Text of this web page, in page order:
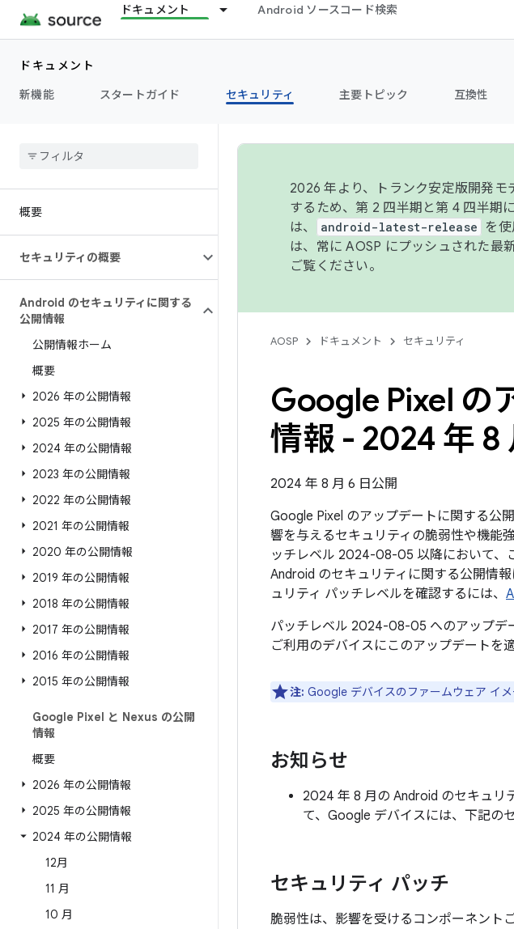
ドキュメント Android ソースコード検索
ドキュメント
新機能
スタートガイド セキュリティ 主要トピック 互換性
概要
セキュリティの概要
Android のセキュリティに関する
公開情報
公開情報ホーム
概要
2026 年の公開情報
2025 年の公開情報
2024 年の公開情報
2023 年の公開情報
2022 年の公開情報
2021 年の公開情報
2020 年の公開情報
2019 年の公開情報
2018 年の公開情報
2017 年の公開情報
2016 年の公開情報
2015 年の公開情報
Google Pixel と Nexus の公開
情報
概要
2026 年の公開情報
2025 年の公開情報
2024 年の公開情報
12月
11 月
10 月
2026 年より、トランク安定版開発
するため、第 2 四半期と第 4 四半期
は、
android-latest-release を使
は、常に AOSP にプッシュされた最
ご覧ください。
AOSP ドキュメント セキュリティ
Google Pixel の
情報 - 2024 年 8
2024 年 8 月 6 日公開
Google Pixel のアップデートに関する公開
響を与えるセキュリティの脆弱性や機能
ッチレベル 2024-08-05 以降において、
Android のセキュリティに関する公開情
ュリティ パッチレベルを確認するには、
パッチレベル 2024-08-05 へのアップデ
ご利用のデバイスにこのアップデートを
注: Google デバイスのファームウェア イメ
お知らせ
2024 年 8 月の Android のセキュリ
て、Google デバイスには、下記の
セキュリティ パッチ
脆弱性は、影響を受けるコンポーネント